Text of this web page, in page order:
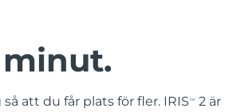
minut.
att du får plats för fler. IRISTM
2 är